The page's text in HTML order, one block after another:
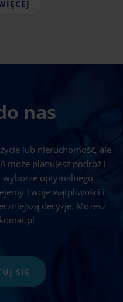
nas
lub nieruchomość, ale
może planujesz podróż i
wyborze optymalnego
Twoje wątpliwości i
decyzję. Możesz
SIĘ